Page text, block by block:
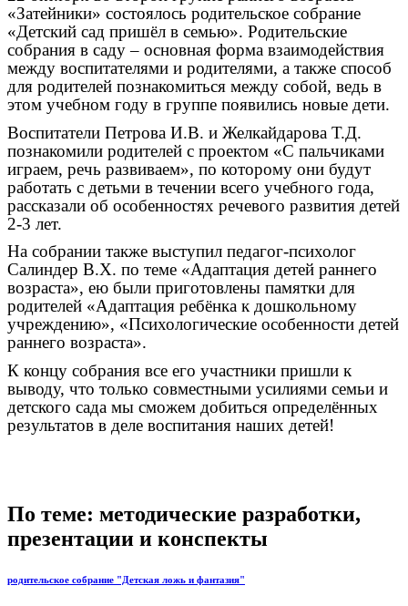
«Затейники» состоялось родительское собрание
«Детский сад пришёл в семью». Родительские
собрания в саду – основная форма взаимодействия
между воспитателями и родителями, а также способ
для родителей познакомиться между собой, ведь в
этом учебном году в группе появились новые дети.
Воспитатели Петрова И.В. и Желкайдарова Т.Д.
познакомили родителей с проектом «С пальчиками
играем, речь развиваем», по которому они будут
работать с детьми в течении всего учебного года,
рассказали об особенностях речевого развития детей
2-3 лет.
На собрании также выступил педагог-психолог
Салиндер В.Х. по теме «Адаптация детей раннего
возраста», ею были приготовлены памятки для
родителей «Адаптация ребёнка к дошкольному
учреждению», «Психологические особенности детей
раннего возраста».
К концу собрания все его участники пришли к
выводу, что только совместными усилиями семьи и
детского сада мы сможем добиться определённых
результатов в деле воспитания наших детей!
По теме: методические разработки,
презентации и конспекты
родительское собрание "Детская ложь и фантазия"